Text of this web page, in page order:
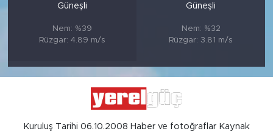
Güneşli
Nem: %39
Rüzgar: 4.89 m/s
Güneşli
Nem: %32
Rüzgar: 3.81 m/s
Kuruluş Tarihi 06.10.2008 Haber ve fotoğraflar Kaynak